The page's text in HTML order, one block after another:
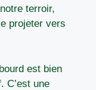
terroir,
projeter vers
est bien
C’est une